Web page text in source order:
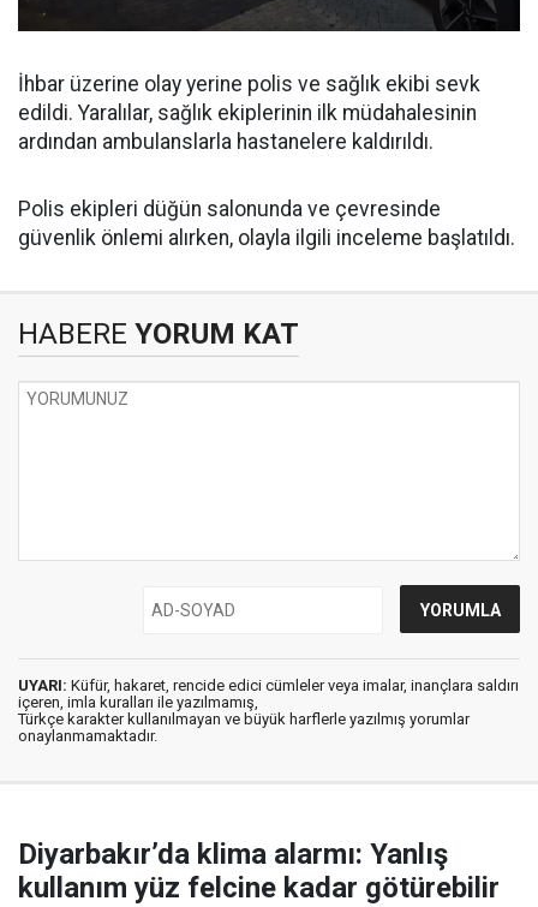
İhbar üzerine olay yerine polis ve sağlık ekibi sevk
edildi. Yaralılar, sağlık ekiplerinin ilk müdahalesinin
ardından ambulanslarla hastanelere kaldırıldı.
Polis ekipleri düğün salonunda ve çevresinde
güvenlik önlemi alırken, olayla ilgili inceleme başlatıldı.
HABERE YORUM KAT
UYARI: Küfür, hakaret, rencide edici cümleler veya imalar, inançlara saldırı
içeren, imla kuralları ile yazılmamış,
Türkçe karakter kullanılmayan ve büyük harflerle yazılmış yorumlar
onaylanmamaktadır.
Diyarbakır’da klima alarmı: Yanlış
kullanım yüz felcine kadar götürebilir